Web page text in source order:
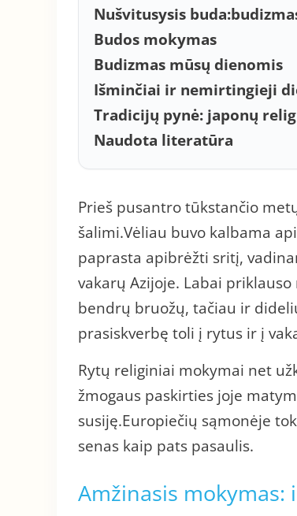
Nušvitusysis
Budos mokymas
Budizmas mūsų dienomis
Išminčiai ir nemirtingieji
Tradicijų pynė: japonų
Naudota literatūra
Prieš pusantro tūkstančio
šalimi.Vėliau buvo kalbama
paprasta apibrėžti sritį,
vakarų Azijoje. Labai
bendrų bruožų, tačiau ir
prasiskverbę toli į rytus ir į
Rytų religiniai mokymai net
žmogaus paskirties joje
susiję.Europiečių sąmonėje
senas kaip pats pasaulis.
Amžinasis mokymas: